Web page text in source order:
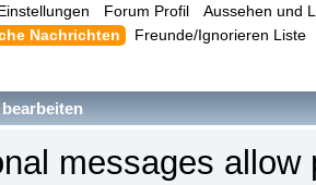
Forum Profil
Aussehen und
Nachrichten
Freunde/Ignorieren Liste
messages